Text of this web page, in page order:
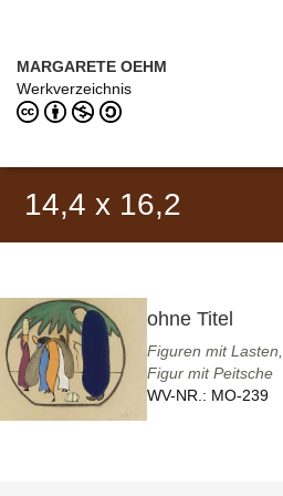
MARGARETE OEHM
Werkverzeichnis
14,4 x 16,2
ohne Titel
Figuren mit Lasten,
Figur mit Peitsche
WV-NR.: MO-239